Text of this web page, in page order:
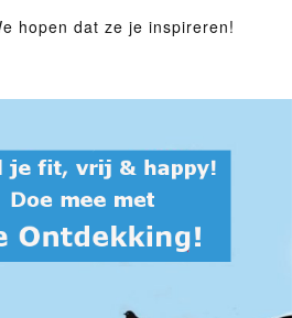
hopen dat ze je inspireren!